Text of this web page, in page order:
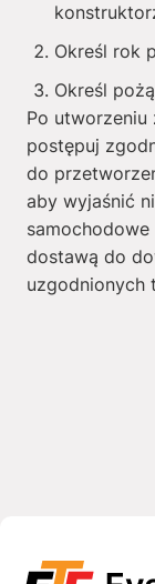
Określ rok
Określ
Po utworzeniu
postępuj
do
aby wyjaśnić
samochodowe
dostawą do
uzgodnionych